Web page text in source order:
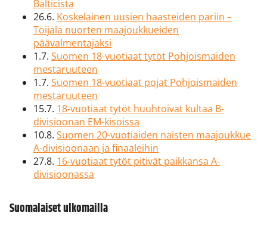
Balticista
26.6. Koskelainen uusien haasteiden pariin –
Toijala nuorten maajoukkueiden
päävalmentajaksi
1.7. Suomen 18-vuotiaat tytöt Pohjoismaiden
mestaruuteen
1.7. Suomen 18-vuotiaat pojat Pohjoismaiden
mestaruuteen
15.7. 18-vuotiaat tytöt huuhtoivat kultaa B-
divisioonan EM-kisoissa
10.8. Suomen 20-vuotiaiden naisten maajoukkue
A-divisioonaan ja finaaleihin
27.8. 16-vuotiaat tytöt pitivät paikkansa A-
divisioonassa
Suomalaiset ulkomailla